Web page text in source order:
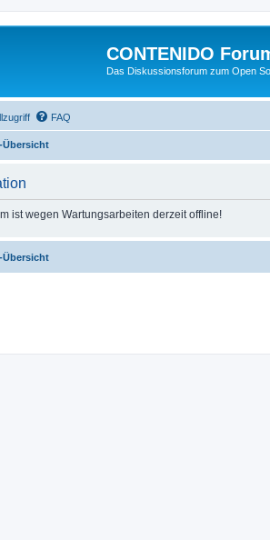
CONTENIDO
Das Diskussionsforum zum Open
FAQ
Übersicht
ist wegen Wartungsarbeiten derzeit offline!
Übersicht